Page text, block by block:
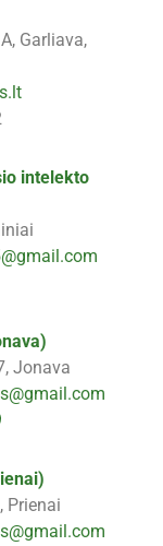
Garliava,
intelekto
Jonava
Prienai